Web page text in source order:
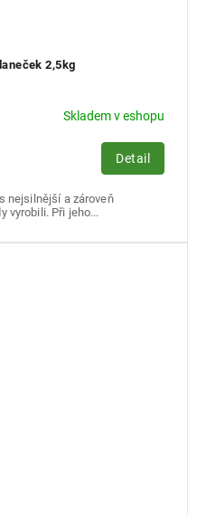
2,5kg
Skladem v eshopu
Detail
nejsilnější a zároveň
vyrobili. Při jeho...